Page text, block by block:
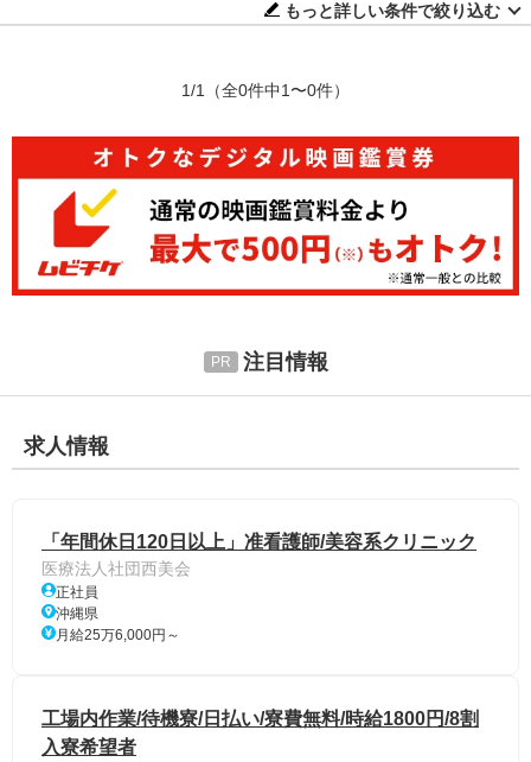
もっと詳しい条件で絞り込む
1/1 （全0件中1〜0件）
注目情報
求人情報
「年間休日120日以上」准看護師/美容系クリニック
医療法人社団西美会
正社員
沖縄県
月給25万6,000円～
工場内作業/待機寮/日払い/寮費無料/時給1800円/8割
入寮希望者